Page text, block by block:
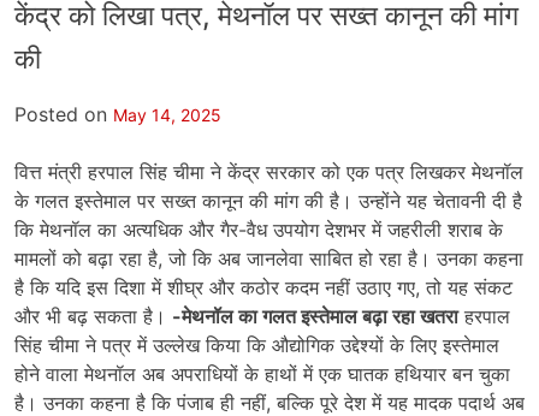
केंद्र को लिखा पत्र, मेथनॉल पर सख्त कानून की मांग
की
Posted on May 14, 2025
वित्त मंत्री हरपाल सिंह चीमा ने केंद्र सरकार को एक पत्र लिखकर मेथनॉल
के गलत इस्तेमाल पर सख्त कानून की मांग की है। उन्होंने यह चेतावनी दी है
कि मेथनॉल का अत्यधिक और गैर-वैध उपयोग देशभर में जहरीली शराब के
मामलों को बढ़ा रहा है, जो कि अब जानलेवा साबित हो रहा है। उनका कहना
है कि यदि इस दिशा में शीघ्र और कठोर कदम नहीं उठाए गए, तो यह संकट
और भी बढ़ सकता है। -मेथनॉल का गलत इस्तेमाल बढ़ा रहा खतराहरपाल
सिंह चीमा ने पत्र में उल्लेख किया कि औद्योगिक उद्देश्यों के लिए इस्तेमाल
होने वाला मेथनॉल अब अपराधियों के हाथों में एक घातक हथियार बन चुका
है। उनका कहना है कि पंजाब ही नहीं, बल्कि पूरे देश में यह मादक पदार्थ अब